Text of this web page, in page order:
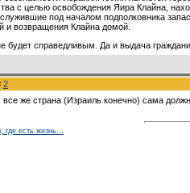
с целью освобождения Яира Клайна,
под началом подполковника
и возвращения Клайна домой.
справедливым. Да и выдача
2
же страна (Израиль конечно) сама
где есть жизнь…